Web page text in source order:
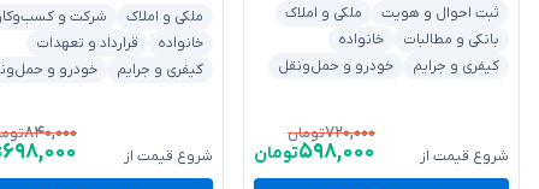
ثبت احوال و هویت
ملکی و املاک
بانکی و مطالبات
خانواده
کیفری و جرایم
خودرو و حمل‌ونقل
شروع قیمت از
۷۲۰,۰۰۰تومان
۵۹۸,۰۰۰تومان
ملکی و املاک
شرکت و
خانواده
قرارداد و تعهدات
کیفری و جرایم
خودرو و
شروع قیمت از
۸۴۰,۰۰۰
۶۹۸,۰۰۰